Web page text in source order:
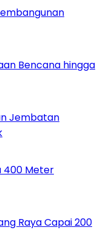
Bencana hingga
Jembatan
400 Meter
Raya Capai 200